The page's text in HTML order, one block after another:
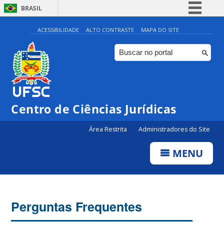
BRASIL
Simplifique!
Comunica BR
Participe
Canais
ACESSIBILIDADE ALTO CONTRASTE MAPA DO SITE
Centro de Ciências Jurídicas
Área Restrita Administradores do Site
MENU
Perguntas Frequentes